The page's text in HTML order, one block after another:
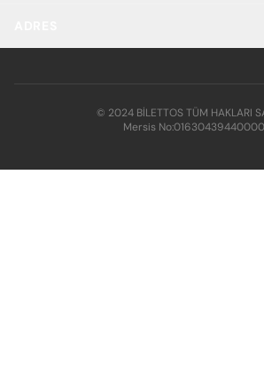
© 2024 BİLETTOS TÜM HAKLARI
Mersis No: